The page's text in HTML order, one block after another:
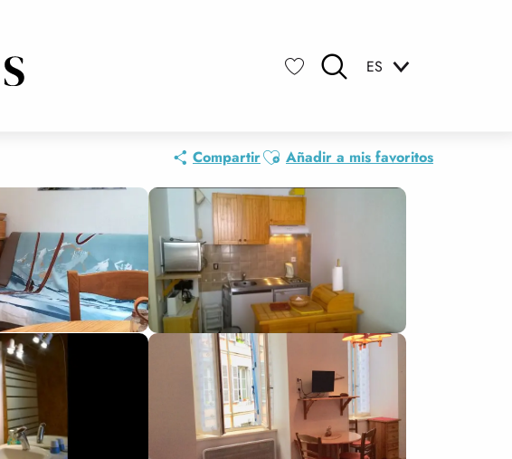
ES
CompartirAjouter aux favoris
Añadir a mis favoritos